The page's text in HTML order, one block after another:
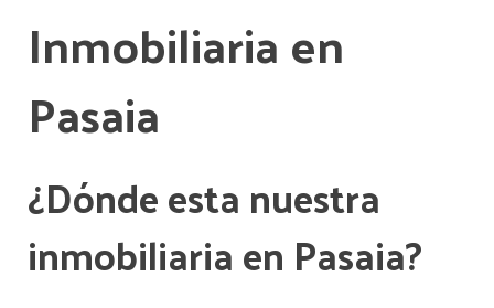
Inmobiliaria en
Pasaia
¿Dónde esta nuestra
inmobiliaria en Pasaia?